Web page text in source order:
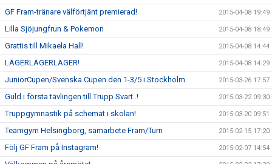
GF Fram-tränare välförtjänt premierad! 2015-04-08 19:49
Lilla Sjöjungfrun & Pokemon 2015-04-08 18:49
Grattis till Mikaela Hall! 2015-04-08 14:44
LÄGERLÄGERLÄGER! 2015-04-08 14:29
JuniorCupen/Svenska Cupen den 1-3/5 i Stockholm. 2015-03-26 17:57
Guld i första tävlingen till Trupp Svart..! 2015-03-22 09:30
Truppgymnastik på schemat i skolan! 2015-03-20 09:51
Teamgym Helsingborg, samarbete Fram/Turn 2015-02-15 17:20
Följ GF Fram på Instagram! 2015-02-07 14:54